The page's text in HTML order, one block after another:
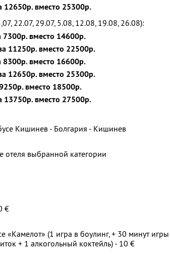
12650р. вместо 25300р.
22.07, 29.07, 5.08, 12.08, 19.08, 26.08):
7300р. вместо 14600р.
11250р. вместо 22500р.
8300р. вместо 16600р.
12650р. вместо 25300р.
вместо 18500р.
13750р. вместо 27500р.
Кишинев - Болгария - Кишинев
выбранной категории
€
«Камелот» (1 игра в боулинг, + 30 минут игры
+ 1 алкогольный коктейль) - 10 €